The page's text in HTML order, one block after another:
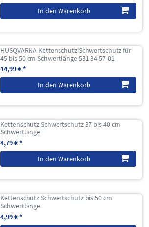
In den Warenkorb
HUSQVARNA Kettenschutz Schwertschutz für
45 bis 50 cm Schwertlänge 531 34 57-01
14,99 € *
In den Warenkorb
Kettenschutz Schwertschutz 37 bis 40 cm
Schwertlänge
4,79 € *
In den Warenkorb
Kettenschutz Schwertschutz bis 50 cm
Schwertlänge
4,99 € *